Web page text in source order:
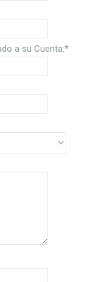
a su Cuenta:*